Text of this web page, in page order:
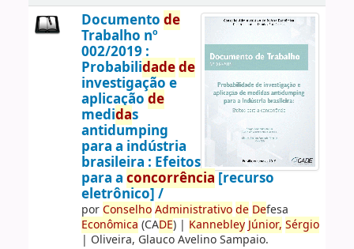
Documento de
Trabalho nº
002/2019 :
Probabilidadede
investigação e
aplicação de
medidas
antidumping
para a indústria
brasileira : Efeitos
para a concorrência [recurso
eletrônico] /
porConselho Administrativo de Defesa
Econômica (CADE)| Kannebley Júnior, Sérgio
| Oliveira, Glauco Avelino Sampaio.